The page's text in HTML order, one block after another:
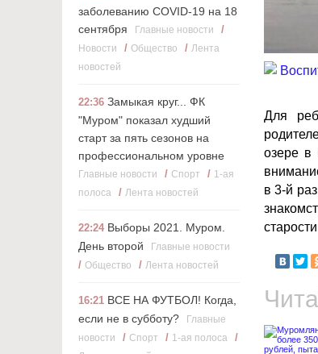
заболеванию COVID-19 на 18
сентября
Главные новости /
Новости / Общество / Лента
новостей
22:36 Замыкая круг... ФК
"Муром" показал худший
старт за пять сезонов на
профессиональном уровне
Главные новости / Cпорт / 1-ая
полоса
/ Лента новостей
22:24 Выборы 2021. Муром.
День второй
Главные новости
/ Общество / Лента новостей
16:21 ВСЕ НА ФУТБОЛ! Когда,
если не в субботу?
Главные
новости
/ Cпорт / 1-ая полоса /
Для
озере в
в 3-й